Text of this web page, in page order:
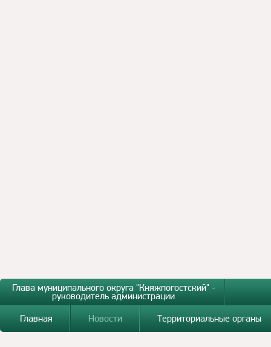
Глава муниципального округа "Княжпогостский" -
руководитель администрации
Главная
Новости Территориальные органы